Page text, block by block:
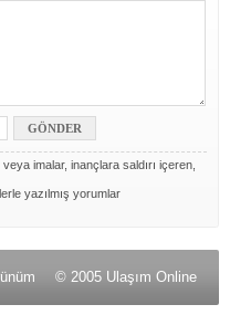
imalar, inançlara saldırı içeren,
yazılmış yorumlar
© 2005 Ulaşım Online